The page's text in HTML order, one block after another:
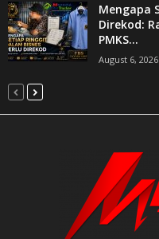
Mengapa
Direkod:
PMKS...
August 6, 2026